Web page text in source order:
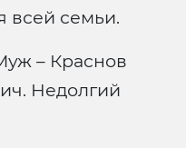
всей семьи.
– Краснов
Недолгий